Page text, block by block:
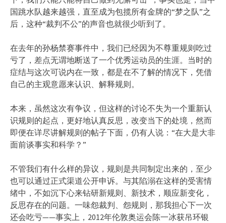
国跳水队越来越强，直至成为包揽所有金牌的“梦之队”之
后，这种“裁判不公”的声音也就很少听到了。
在去年的孙杨禁赛事件中，我们已经因为不尊重规则吃过
亏了，差点无谓地断送了一个优秀运动员的生涯。当时的
症结与这次可说内在一致，都是在不了解的情况下，凭借
自己的主观意愿来认识、解释规则。
本来，虽然这次有争议，但这样的讨论不失为一个重新认
识规则的起点，更好地认真反思，改变当下的处境，然而
即便在详尽讲解规则的帖子下面，仍有人说：“在大是大非
面前谈事实和科学？”
不管我们有什么样的异议，规则是共同制定出来的，至少
也可以通过正式渠道公开申诉。与其陷溺在这样的受害情
绪中，不如沉下心来钻研新规则、新技术，顺应新变化，
反思存在的问题。一味怨裁判、怨规则，那我担心下一次
还会吃亏——事实上，2012年伦敦奥运会陈一冰获吊环银